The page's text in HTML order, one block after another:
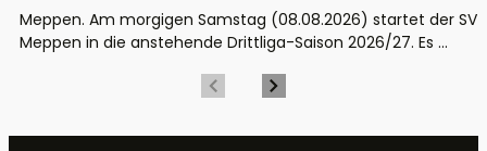
Meppen. Am morgigen Samstag (08.08.2026) startet der SV
Meppen in die anstehende Drittliga-Saison 2026/27. Es ...